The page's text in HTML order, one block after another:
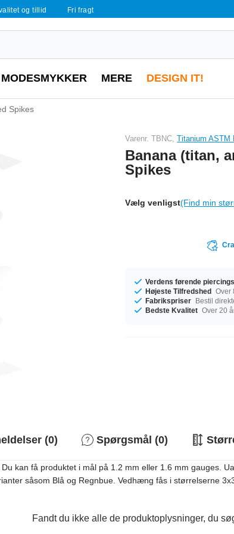
og tillid Fri fragt
MODESMYKKER MERE DESIGN IT!
Spikes
Varenr. TBNC,Titanium ASTM
Banana (titan,
Spikes
Vælg venligst(Find min
Verdens førende
Højeste Tilfredshed Over
Fabrikspriser Bestil
Bedste Kvalitet Over 20
(0) Spørgsmål (0)
kan få produktet i mål på 1.2 mm eller 1.6 mm gauges.
såsom Blå og Regnbue. Vedhæng fås i størrelserne
Fandt du ikke alle de produktoplysninger, du